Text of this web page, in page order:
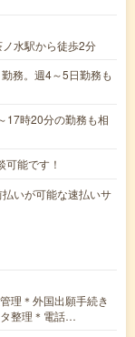
水駅から徒歩2分
務。週4～5日勤務も
時20分の勤務も相
能です！
いが可能な速払いサ
理＊外国出願手続き
整理＊電話…